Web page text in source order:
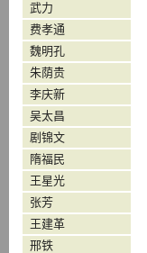
武力
费孝通
魏明孔
朱荫贵
李庆新
吴太昌
剧锦文
隋福民
王星光
张芳
王建革
邢铁